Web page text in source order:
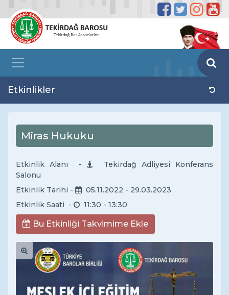
Etkinlikler
Miras Hukuku
Etkinlik Alanı -
Tekirdağ Adliyesi Konferans
Salonu
Etkinlik Tarihi -
05.11.2022 - 29.03.2023
Etkinlik Saati -
11:30 - 13:30
Bu Etkinliği Takvimime Ekle